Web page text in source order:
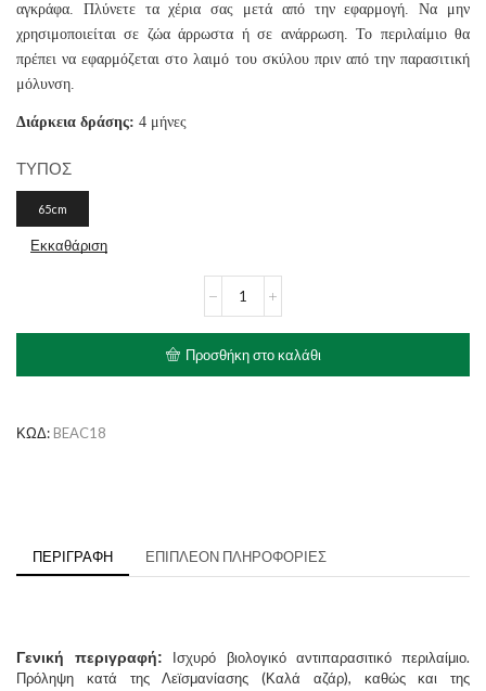
αγκράφα. Πλύνετε τα χέρια σας μετά από την εφαρμογή. Να μην
χρησιμοποιείται σε ζώα άρρωστα ή σε ανάρρωση. Το περιλαίμιο θα
πρέπει να εφαρμόζεται στο λαιμό του σκύλου πριν από την παρασιτική
μόλυνση.
Διάρκεια δράσης: 4 μήνες
ΤΥΠΟΣ
65cm
Εκκαθάριση
Περιλαίμιο
Σκύλου
Προσθήκη στο καλάθι
ΚΩΔ: BEAC18
ΠΕΡΙΓΡΑΦΉ ΕΠΙΠΛΈΟΝ ΠΛΗΡΟΦΟΡΊΕΣ
Γενική περιγραφή: Ισχυρό βιολογικό αντιπαρασιτικό περιλαίμιο.
Πρόληψη κατά της Λεϊσμανίασης (Καλά αζάρ), καθώς και της